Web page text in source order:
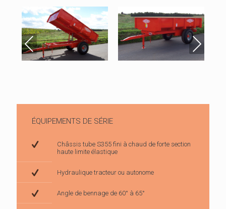
ÉQUIPEMENTS DE SÉRIE
Châssis tube S355 fini à chaud de forte section
haute limite élastique
Hydraulique tracteur ou autonome
Angle de bennage de 60° à 65°